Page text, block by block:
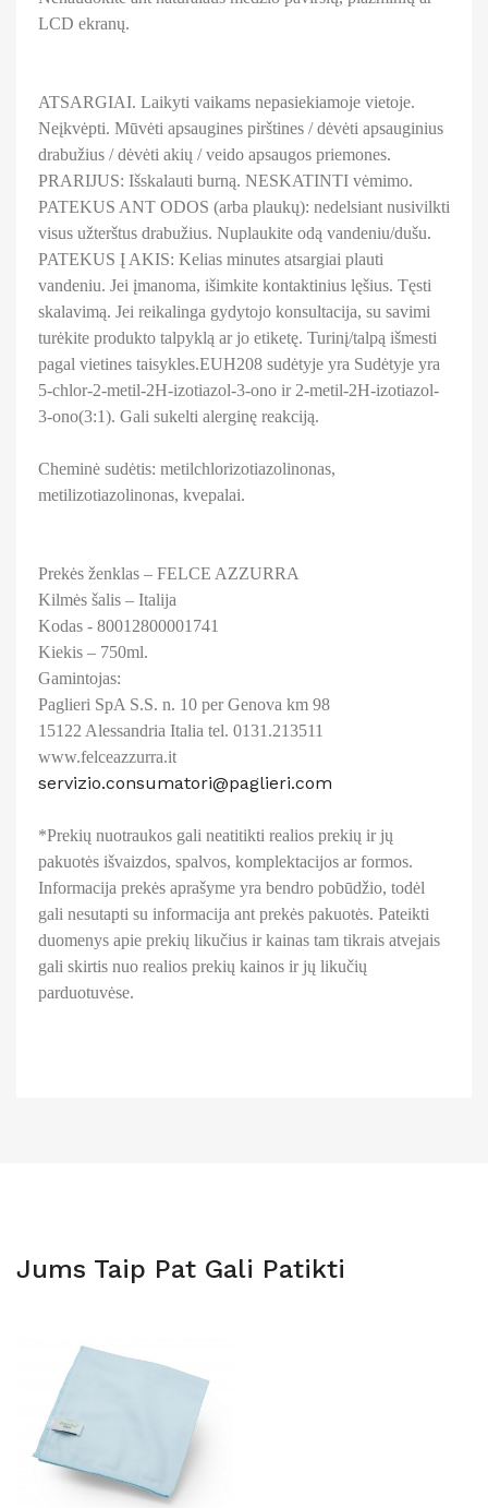
LCD ekranų.
ATSARGIAI. Laikyti vaikams nepasiekiamoje vietoje.
Neįkvėpti. Mūvėti apsaugines pirštines / dėvėti apsauginius
drabužius / dėvėti akių / veido apsaugos priemones.
PRARIJUS: Išskalauti burną. NESKATINTI vėmimo.
PATEKUS ANT ODOS (arba plaukų): nedelsiant nusivilkti
visus užterštus drabužius. Nuplaukite odą vandeniu/dušu.
PATEKUS Į AKIS: Kelias minutes atsargiai plauti
vandeniu. Jei įmanoma, išimkite kontaktinius lęšius. Tęsti
skalavimą. Jei reikalinga gydytojo konsultacija, su savimi
turėkite produkto talpyklą ar jo etiketę. Turinį/talpą išmesti
pagal vietines taisykles.EUH208 sudėtyje yra Sudėtyje yra
5-chlor-2-metil-2H-izotiazol-3-ono ir 2-metil-2H-izotiazol-
3-ono(3:1). Gali sukelti alerginę reakciją.
Cheminė sudėtis: metilchlorizotiazolinonas,
metilizotiazolinonas, kvepalai.
Prekės ženklas – FELCE AZZURRA
Kilmės šalis – Italija
Kodas - 80012800001741
Kiekis – 750ml.
Gamintojas:
Paglieri SpA S.S. n. 10 per Genova km 98
15122 Alessandria Italia tel. 0131.213511
www.felceazzurra.it
servizio.consumatori@paglieri.com
*Prekių nuotraukos gali neatitikti realios prekių ir jų
pakuotės išvaizdos, spalvos, komplektacijos ar formos.
Informacija prekės aprašyme yra bendro pobūdžio, todėl
gali nesutapti su informacija ant prekės pakuotės. Pateikti
duomenys apie prekių likučius ir kainas tam tikrais atvejais
gali skirtis nuo realios prekių kainos ir jų likučių
parduotuvėse.
Jums Taip Pat Gali Patikti